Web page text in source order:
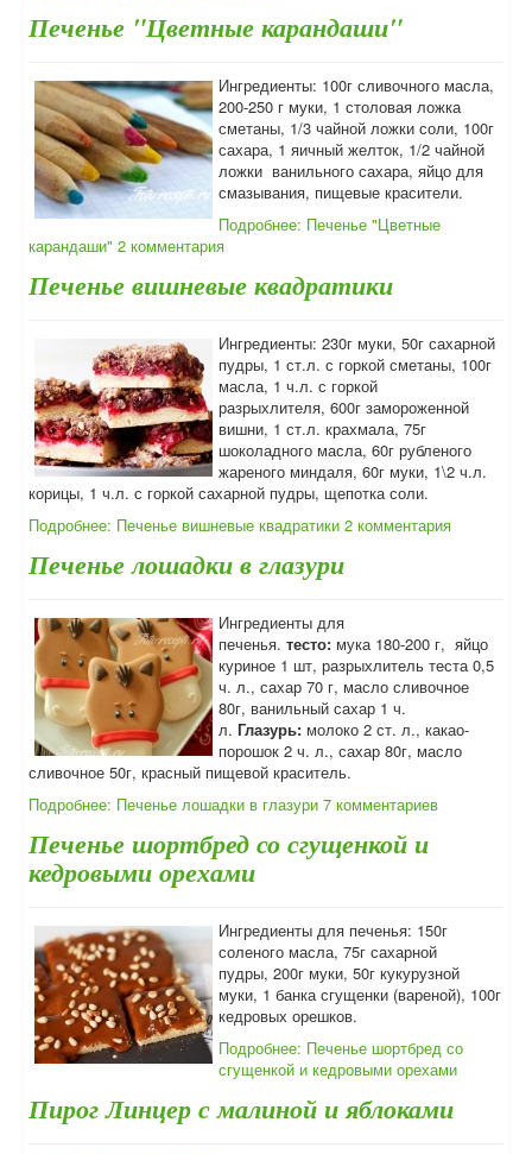
Печенье "Цветные карандаши"
Ингредиенты: 100г сливочного масла,
200-250 г муки, 1 столовая ложка
сметаны, 1/3 чайной ложки соли, 100г
сахара, 1 яичный желток, 1/2 чайной
ложки ванильного сахара, яйцо для
смазывания, пищевые красители.
Подробнее: Печенье "Цветные
карандаши" 2 комментария
Печенье вишневые квадратики
Ингредиенты: 230г муки, 50г сахарной
пудры, 1 ст.л. с горкой сметаны, 100г
масла, 1 ч.л. с горкой
разрыхлителя, 600г замороженной
вишни, 1 ст.л. крахмала, 75г
шоколадного масла, 60г рубленого
жареного миндаля, 60г муки, 1\2 ч.л.
корицы, 1 ч.л. с горкой сахарной пудры, щепотка соли.
Подробнее: Печенье вишневые квадратики 2 комментария
Печенье лошадки в глазури
Ингредиенты для
печенья. тесто: мука 180-200 г, яйцо
куриное 1 шт, разрыхлитель теста 0,5
ч. л., сахар 70 г, масло сливочное
80г, ванильный сахар 1 ч.
л. Глазурь: молоко 2 ст. л., какао-
порошок 2 ч. л., сахар 80г, масло
сливочное 50г, красный пищевой краситель.
Подробнее: Печенье лошадки в глазури 7 комментариев
Печенье шортбред со сгущенкой и
кедровыми орехами
Ингредиенты для печенья: 150г
соленого масла, 75г сахарной
пудры, 200г муки, 50г кукурузной
муки, 1 банка сгущенки (вареной), 100г
кедровых орешков.
Подробнее: Печенье шортбред со
сгущенкой и кедровыми орехами
Пирог Линцер с малиной и яблоками